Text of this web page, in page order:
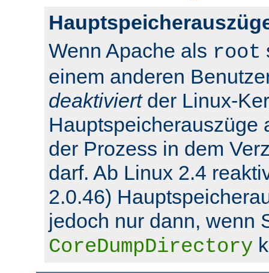
Wenn Apache als root
einem anderen
deaktiviertder Linux-
Hauptspeicherauszüge
der Prozess in dem
darf. Ab Linux 2.4
2.0.46)
jedoch nur dann, wenn
CoreDumpDirectory